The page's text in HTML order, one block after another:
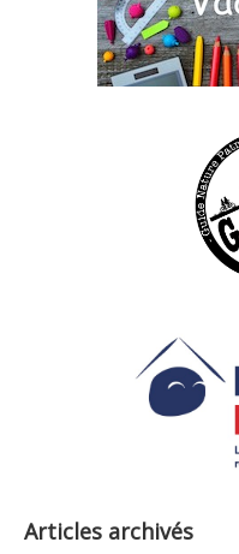
Articles archivés